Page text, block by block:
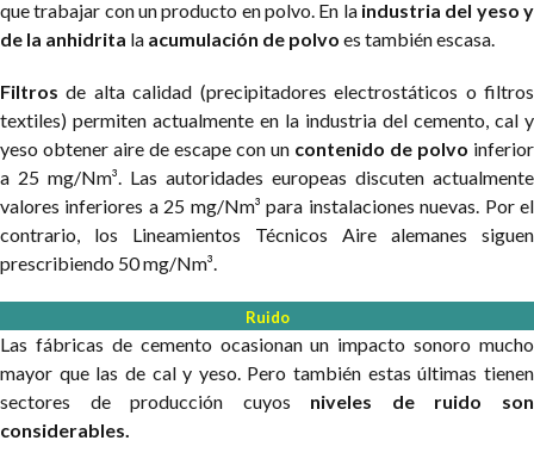
que trabajar con un producto en polvo. En la industria del yeso y
de la anhidrita la acumulación de polvo es también escasa.
Filtros de alta calidad (precipitadores electrostáticos o filtros
textiles) permiten actualmente en la industria del cemento, cal y
yeso obtener aire de escape con un contenido de polvo inferior
a 25 mg/Nm³. Las autoridades europeas discuten actualmente
valores inferiores a 25 mg/Nm³ para instalaciones nuevas. Por el
contrario, los Lineamientos Técnicos Aire alemanes siguen
prescribiendo 50 mg/Nm³.
Ruido
Las fábricas de cemento ocasionan un impacto sonoro mucho
mayor que las de cal y yeso. Pero también estas últimas tienen
sectores de producción cuyos niveles de ruido son
considerables.